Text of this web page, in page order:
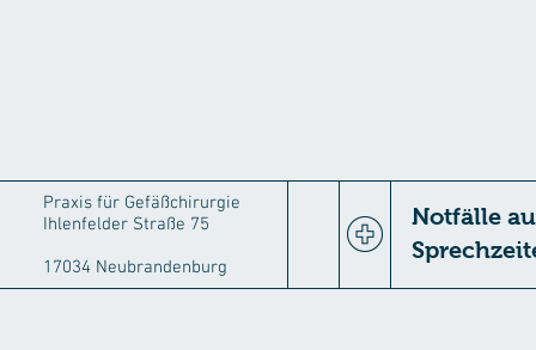
Praxis für Gefäßchirurgie
Ihlenfelder Straße 75
17034 Neubrandenburg
Notfälle